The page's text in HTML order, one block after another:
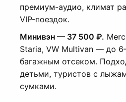
премиум-аудио, климат
VIP-поездок.
Минивэн — 37 500 ₽.
Staria, VW Multivan — до
багажным отсеком.
детьми, туристов с
сумками.